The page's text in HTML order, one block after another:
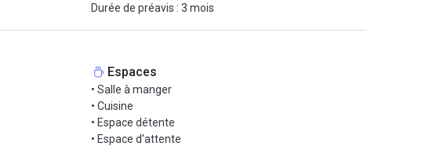
Durée de préavis : 3 mois
Espaces
• Salle à manger
• Cuisine
• Espace détente
• Espace d'attente